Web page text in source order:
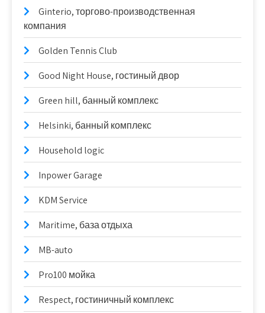
Ginterio, торгово-производственная
компания
Golden Tennis Club
Good Night House, гостиный двор
Green hill, банный комплекс
Helsinki, банный комплекс
Household logic
Inpower Garage
KDM Service
Maritime, база отдыха
MB-auto
Pro100 мойка
Respect, гостиничный комплекс